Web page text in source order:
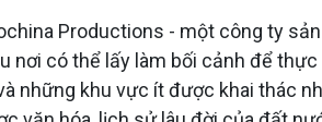
Productions - một công ty
có thể lấy làm bối cảnh để
những khu vực ít được khai thác